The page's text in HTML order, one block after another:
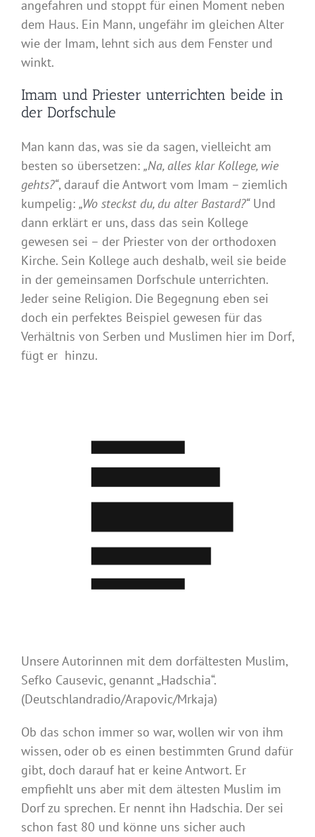
angefahren und stoppt für einen Moment neben
dem Haus. Ein Mann, ungefähr im gleichen Alter
wie der Imam, lehnt sich aus dem Fenster und
winkt.
Imam und Priester unterrichten beide in
der Dorfschule
Man kann das, was sie da sagen, vielleicht am
besten so übersetzen: „Na, alles klar Kollege, wie
gehts?“, darauf die Antwort vom Imam – ziemlich
kumpelig: „Wo steckst du, du alter Bastard?“Und
dann erklärt er uns, dass das sein Kollege
gewesen sei – der Priester von der orthodoxen
Kirche. Sein Kollege auch deshalb, weil sie beide
in der gemeinsamen Dorfschule unterrichten.
Jeder seine Religion. Die Begegnung eben sei
doch ein perfektes Beispiel gewesen für das
Verhältnis von Serben und Muslimen hier im Dorf,
fügt er hinzu.
Unsere Autorinnen mit dem dorfältesten Muslim,
Sefko Causevic, genannt „Hadschia“.
(Deutschlandradio/Arapovic/Mrkaja)
Ob das schon immer so war, wollen wir von ihm
wissen, oder ob es einen bestimmten Grund dafür
gibt, doch darauf hat er keine Antwort. Er
empfiehlt uns aber mit dem ältesten Muslim im
Dorf zu sprechen. Er nennt ihn Hadschia. Der sei
schon fast 80 und könne uns sicher auch